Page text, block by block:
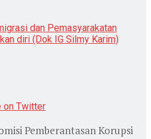
dan Pemasyarakatan
diri (Dok IG Silmy Karim)
on Twitter
Pemberantasan Korupsi